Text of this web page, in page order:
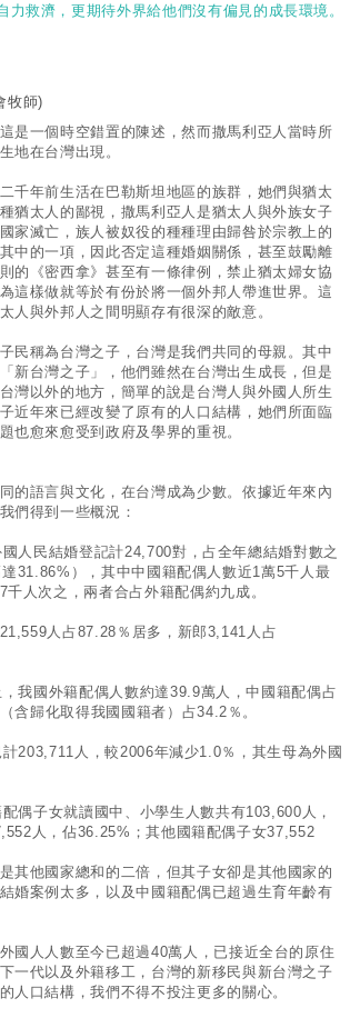
力救濟，更期待外界給他們沒有偏見的成長環境。
牧師)
是一個時空錯置的陳述，然而撒馬利亞人當時所
地在台灣出現。
千年前生活在巴勒斯坦地區的族群，她們與猶太
猶太人的鄙視，撒馬利亞人是猶太人與外族女子
家滅亡，族人被奴役的種種理由歸咎於宗教上的
中的一項，因此否定這種婚姻關係，甚至鼓勵離
的《密西拿》甚至有一條律例，禁止猶太婦女協
這樣做就等於有份於將一個外邦人帶進世界。這
人與外邦人之間明顯存有很深的敵意。
民稱為台灣之子，台灣是我們共同的母親。其中
新台灣之子」，他們雖然在台灣出生成長，但是
灣以外的地方，簡單的說是台灣人與外國人所生
近年來已經改變了原有的人口結構，她們所面臨
也愈來愈受到政府及學界的重視。
的語言與文化，在台灣成為少數。依據近年來內
們得到一些概況：
國人民結婚登記計24,700對，占全年總結婚對數之
31.86%），其中中國籍配偶人數近1萬5千人最
人次之，兩者合占外籍配偶約九成。
人占87.28％居多，新郎3,141人占
，我國外籍配偶人數約達39.9萬人，中國籍配偶占
含歸化取得我國國籍者）占34.2％。
計203,711人，較2006年減少1.0％，其生母為外國
配偶子女就讀國中、小學生人數共有103,600人，
人，佔36.25%；其他國籍配偶子女37,552
其他國家總和的二倍，但其子女卻是其他國家的
婚案例太多，以及中國籍配偶已超過生育年齡有
國人人數至今已超過40萬人，已接近全台的原住
一代以及外籍移工，台灣的新移民與新台灣之子
人口結構，我們不得不投注更多的關心。